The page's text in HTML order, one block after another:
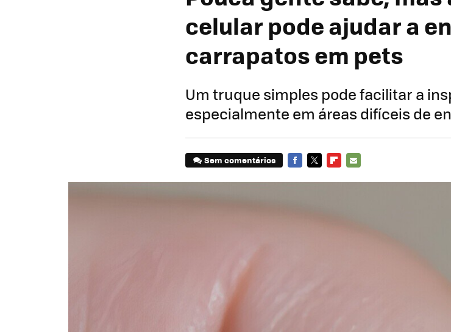
celular pode ajudar a
carrapatos em pets
Um truque simples pode facilitar a
especialmente em áreas difíceis de
Sem comentários